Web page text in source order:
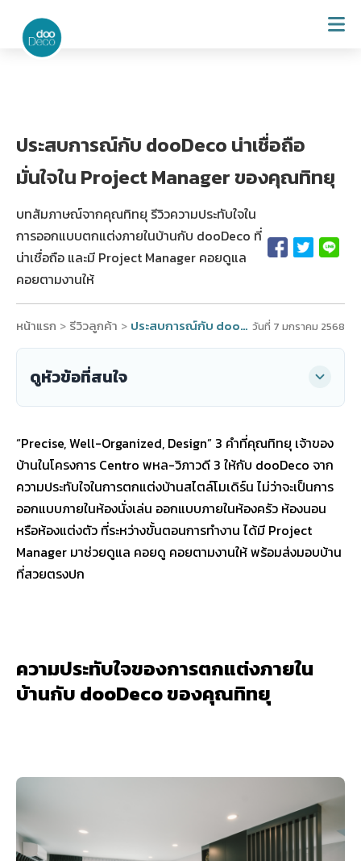
ประสบการณ์กับ dooDeco น่าเชื่อถือ
มั่นใจใน Project Manager ของคุณทิทยุ
บทสัมภาษณ์จากคุณทิทยุ รีวิวความประทับใจใน
การออกแบบตกแต่งภายในบ้านกับ dooDeco ที่
น่าเชื่อถือ และมี Project Manager คอยดูแล
คอยตามงานให้
หน้าแรก > รีวิวลูกค้า > ประสบการณ์กับ dooDeco น่าเชื่อถือ มั่นใจใน Project Manager ของคุณทิทยุ วันที่ 7 มกราคม 2568
ดูหัวข้อที่สนใจ
“Precise, Well-Organized, Design” 3 คำที่คุณทิทยุ เจ้าของ
บ้านในโครงการ Centro พหล-วิภาวดี 3 ให้กับ dooDeco จาก
ความประทับใจในการตกแต่งบ้านสไตล์โมเดิร์น ไม่ว่าจะเป็นการ
ออกแบบภายในห้องนั่งเล่น ออกแบบภายในห้องครัว ห้องนอน
หรือห้องแต่งตัว ที่ระหว่างขั้นตอนการทำงาน ได้มี Project
Manager มาช่วยดูแล คอยดู คอยตามงานให้ พร้อมส่งมอบบ้าน
ที่สวยตรงปก
ความประทับใจของการตกแต่งภายใน
บ้านกับ dooDeco ของคุณทิทยุ